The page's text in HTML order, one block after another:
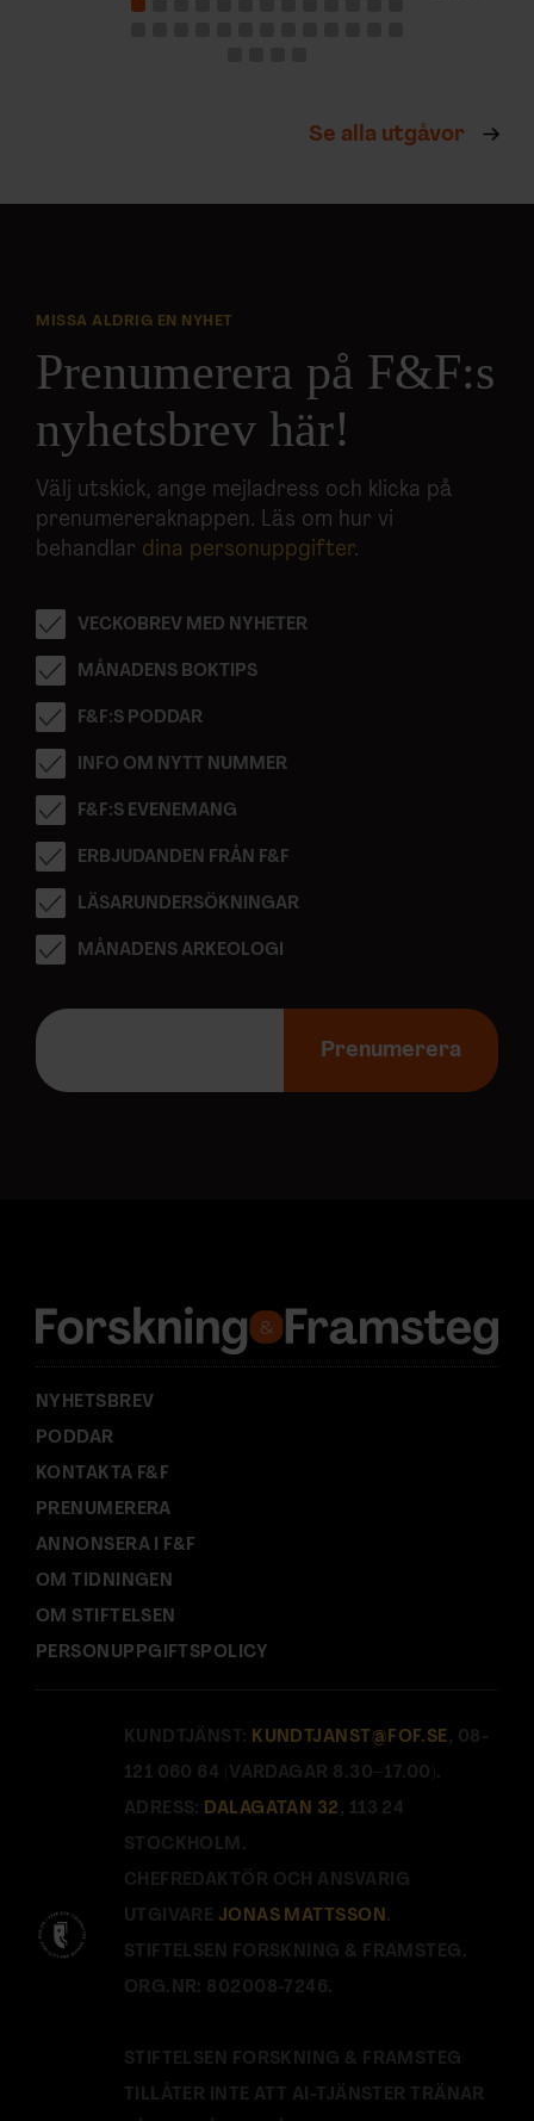
Se alla utgåvor
MISSA ALDRIG EN NYHET
Prenumerera på F&F:s
nyhetsbrev här!
Välj utskick, ange mejladress och klicka på
prenumereraknappen. Läs om hur vi
behandlar dina personuppgifter.
VECKOBREV MED NYHETER
MÅNADENS BOKTIPS
F&F:S PODDAR
INFO OM NYTT NUMMER
F&F:S EVENEMANG
ERBJUDANDEN FRÅN F&F
LÄSARUNDERSÖKNINGAR
MÅNADENS ARKEOLOGI
E
p
s
:
Prenumerera
NYHETSBREV
PODDAR
KONTAKTA F&F
PRENUMERERA
ANNONSERA I F&F
OM TIDNINGEN
OM STIFTELSEN
PERSONUPPGIFTSPOLICY
KUNDTJÄNST: KUNDTJANST@FOF.SE , 08-
121 060 64 (VARDAGAR 8.30–17.00).
ADRESS: DALAGATAN 32 , 113 24
STOCKHOLM.
CHEFREDAKTÖR OCH ANSVARIG
UTGIVARE JONAS MATTSSON.
STIFTELSEN FORSKNING & FRAMSTEG.
ORG.NR: 802008-7246.
STIFTELSEN FORSKNING & FRAMSTEG
TILLÅTER INTE ATT AI-TJÄNSTER TRÄNAR